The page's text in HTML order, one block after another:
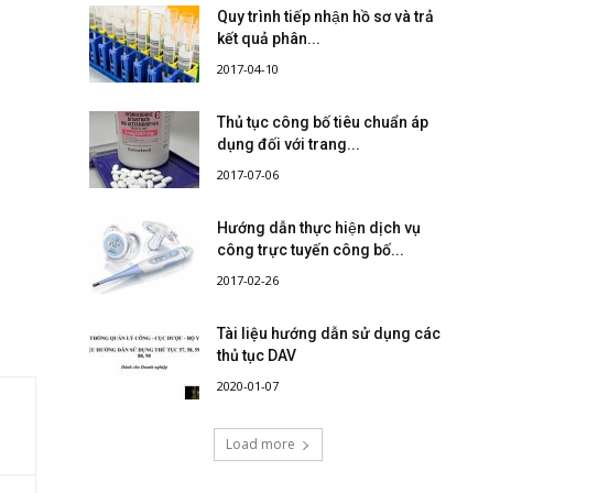
Quy trình tiếp nhận hồ sơ và trả
kết quả phân...
2017-04-10
Thủ tục công bố tiêu chuẩn áp
dụng đối với trang...
2017-07-06
Hướng dẫn thực hiện dịch vụ
công trực tuyến công bố...
2017-02-26
Tài liệu hướng dẫn sử dụng các
thủ tục DAV
2020-01-07
Load more